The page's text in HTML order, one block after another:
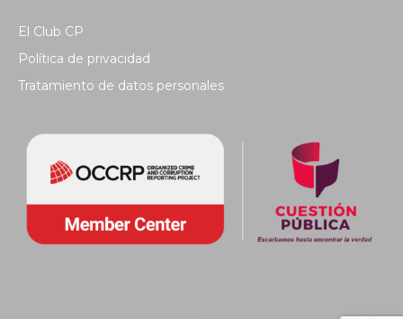
El Club CP
Política de privacidad
Tratamiento de datos personales